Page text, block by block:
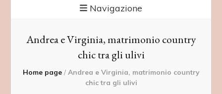
Navigazione
Andrea e Virginia, matrimonio country
chic tra gli ulivi
Home page / Andrea e Virginia, matrimonio country
chic tra gli ulivi